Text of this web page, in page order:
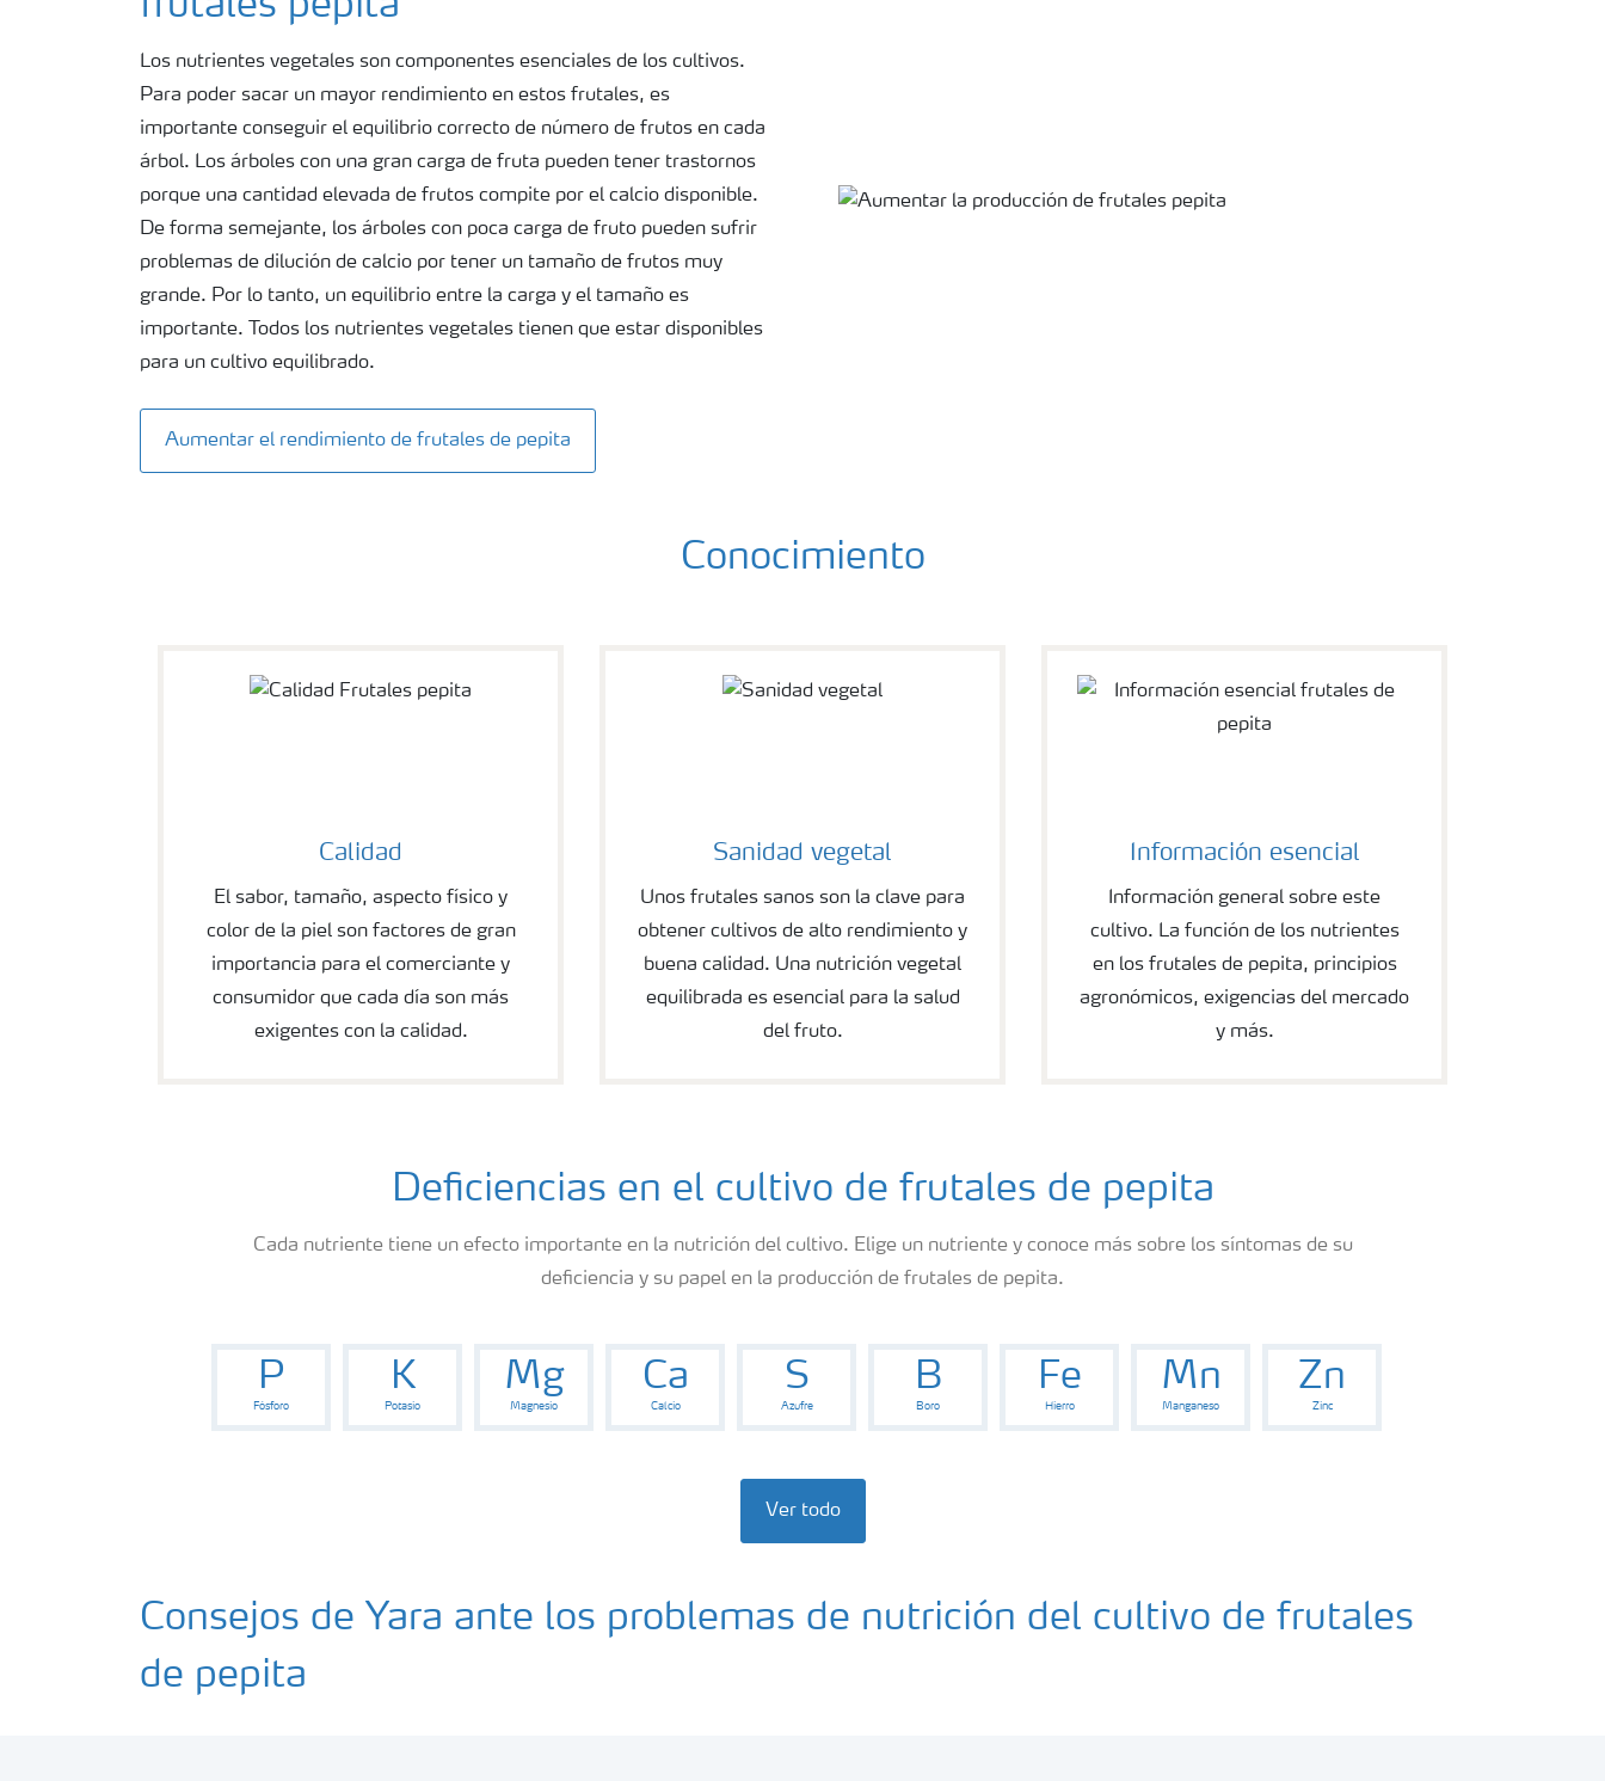
Suscripción Yara
Los nutrientes vegetales son componentes esenciales de los cultivos.
Para poder sacar un mayor rendimiento en estos frutales, es
importante conseguir el equilibrio correcto de número de frutos en cada
árbol. Los árboles con una gran carga de fruta pueden tener trastornos
porque una cantidad elevada de frutos compite por el calcio disponible.
De forma semejante, los árboles con poca carga de fruto pueden sufrir
problemas de dilución de calcio por tener un tamaño de frutos muy
grande. Por lo tanto, un equilibrio entre la carga y el tamaño es
importante. Todos los nutrientes vegetales tienen que estar disponibles
para un cultivo equilibrado.
Aumentar el rendimiento de frutales de pepita
Conocimiento
Calidad
El sabor, tamaño, aspecto físico y
color de la piel son factores de gran
importancia para el comerciante y
consumidor que cada día son más
exigentes con la calidad.
Sanidad vegetal
Unos frutales sanos son la clave para
obtener cultivos de alto rendimiento y
buena calidad. Una nutrición vegetal
equilibrada es esencial para la salud
del fruto.
Información esencial
Información general sobre este
cultivo. La función de los nutrientes
en los frutales de pepita, principios
agronómicos, exigencias del mercado
y más.
Deficiencias en el cultivo de frutales de pepita
Cada nutriente tiene un efecto importante en la nutrición del cultivo. Elige un nutriente y conoce más sobre los síntomas de su
deficiencia y su papel en la producción de frutales de pepita.
P
Fósforo
K
Potasio
Mg
Magnesio
Ca
Calcio
S
Azufre
B
Boro
Fe
Hierro
Mn
Manganeso
Zn
Zinc
Ver todo
Consejos de Yara ante los problemas de nutrición del cultivo de frutales
de pepita